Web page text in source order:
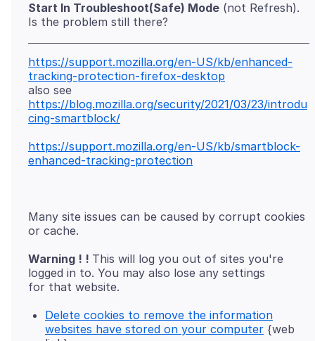
Start In Troubleshoot(Safe) Mode (not Refresh).
https://support.mozilla.org/en-US/kb/enhanced-
tracking-protection-firefox-desktop
https://blog.mozilla.org/security/2021/03/23/introdu
cing-smartblock/
https://support.mozilla.org/en-US/kb/smartblock-
enhanced-tracking-protection
Many site issues can be caused by corrupt cookies
Warning ! ! This will log you out of sites you're
logged in to. You may also lose any settings
Delete cookies to remove the information
websites have stored on your computer {web